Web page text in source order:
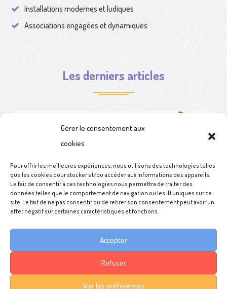
Gérer le consentement aux
cookies
Pour offrir les meilleures expériences, nous utilisons des technologies telles
que les cookies pour stocker et/ou accéder aux informations des appareils.
Le fait de consentir à ces technologies nous permettra de traiter des
données telles que le comportement de navigation ou les ID uniques sur ce
site. Le fait de ne pas consentir ou de retirer son consentement peut avoir un
effet négatif sur certaines caractéristiques et fonctions.
Accepter
Refuser
Voir les préférences
Installations modernes et ludiques
Associations engagées et dynamiques
Les derniers articles